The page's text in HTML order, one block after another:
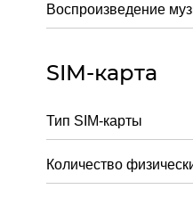
Воспроизведение
SIM-карта
Тип SIM-карты
Количество